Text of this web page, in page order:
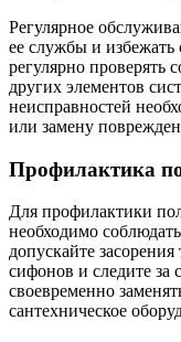
Регулярное
ее службы и
регулярно проверять
других элементов
неисправностей
или замену
Профилактика
Для профилактики
необходимо
допускайте
сифонов и следите за
своевременно
сантехническое